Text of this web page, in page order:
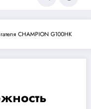
CHAMPION G100HK